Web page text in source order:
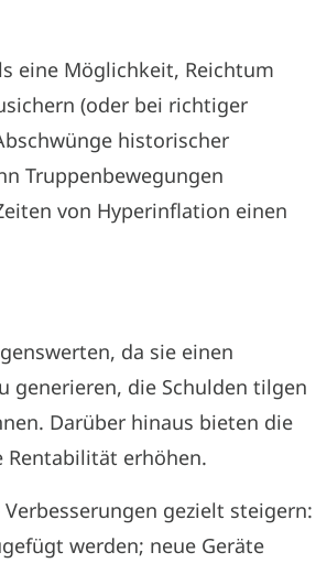
eine Möglichkeit, Reichtum
(oder bei richtiger
historischer
Truppenbewegungen
von Hyperinflation einen
da sie einen
generieren, die Schulden tilgen
Darüber hinaus bieten die
erhöhen.
gezielt steigern:
werden; neue Geräte